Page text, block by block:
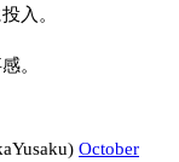
入。
。
October